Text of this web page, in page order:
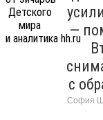
—
с
София